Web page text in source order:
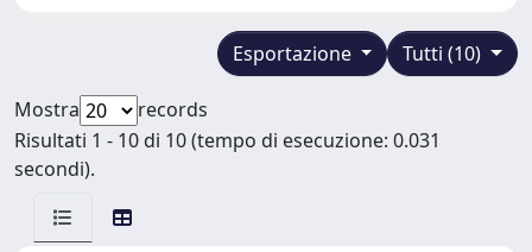
Tutti (10)
Esportazione
Mostra
records
Risultati 1 - 10 di 10 (tempo di esecuzione: 0.031
secondi).